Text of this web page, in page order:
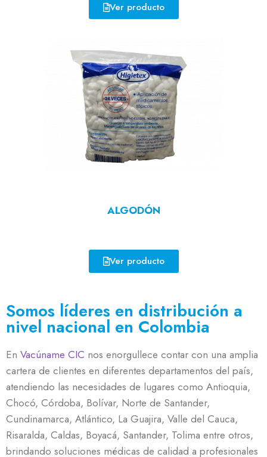
Ver producto
ALGODÓN
Ver producto
Somos líderes en distribución a
nivel nacional en Colombia
En Vacúname CIC nos enorgullece contar con una amplia
cartera de clientes en diferentes departamentos del país,
atendiendo las necesidades de lugares como Antioquia,
Chocó, Córdoba, Bolívar, Norte de Santander,
Cundinamarca, Atlántico, La Guajira, Valle del Cauca,
Risaralda, Caldas, Boyacá, Santander, Tolima entre otros,
brindando soluciones médicas de calidad a profesionales